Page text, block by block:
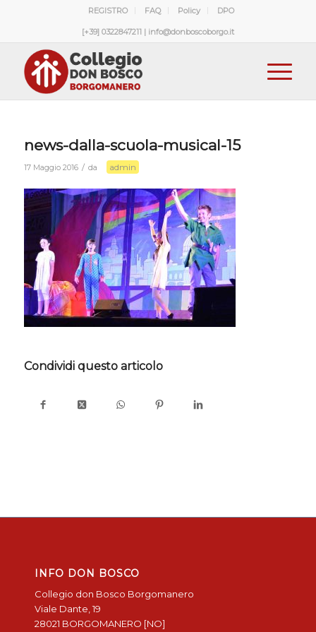
REGISTRO FAQ Policy DPO
[+39] 0322847211 | info@donboscoborgo.it
news-dalla-scuola-musical-15
17 Maggio 2016 / da admin
Condividi questo articolo
INFO DON BOSCO
Collegio don Bosco Borgomanero
Viale Dante, 19
28021 BORGOMANERO [NO]